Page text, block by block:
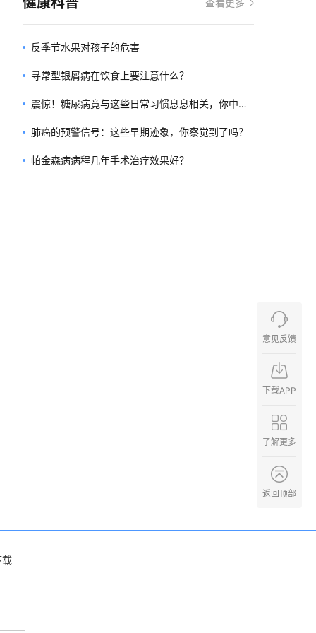
查看更多
反季节水果对孩子的危害
寻常型银屑病在饮食上要注意什么？
震惊！糖尿病竟与这些日常习惯息息相关，你中招
了吗？
肺癌的预警信号：这些早期迹象，你察觉到了吗？
帕金森病病程几年手术治疗效果好？
载
意见反馈
下载APP
了解更多
返回顶部